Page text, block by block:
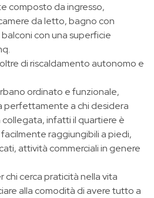
composto da ingresso,
da letto, bagno con
con una superficie
di riscaldamento autonomo e
ordinato e funzionale,
perfettamente a chi desidera
infatti il quartiere è
raggiungibili a piedi,
attività commerciali in genere
chi cerca praticità nella vita
alla comodità di avere tutto a